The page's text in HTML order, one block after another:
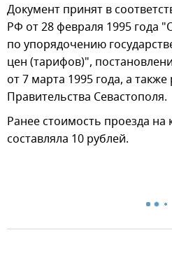
Документ принят в
РФ от 28 февраля 1995 года
по упорядочению
цен (тарифов)",
от 7 марта 1995 года, а
Правительства Севастополя.
Ранее стоимость проезда на
составляла 10 рублей.